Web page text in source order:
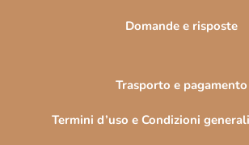
Domande e risposte
Trasporto e pagamento
Termini d’uso e Condizioni